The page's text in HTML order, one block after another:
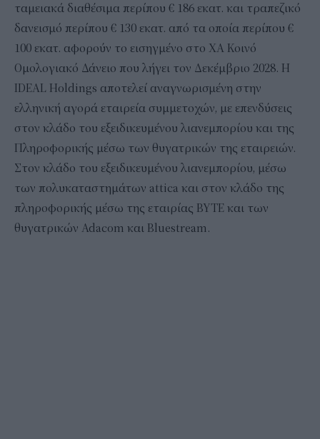
ταμειακά διαθέσιμα περίπου € 186 εκατ. και τραπεζικό
δανεισμό περίπου € 130 εκατ. από τα οποία περίπου €
100 εκατ. αφορούν το εισηγμένο στο ΧΑ Κοινό
Ομολογιακό Δάνειο που λήγει τον Δεκέμβριο 2028. Η
IDEAL Holdings αποτελεί αναγνωρισμένη στην
ελληνική αγορά εταιρεία συμμετοχών, με επενδύσεις
στον κλάδο του εξειδικευμένου λιανεμπορίου και της
Πληροφορικής μέσω των θυγατρικών της εταιρειών.
Στον κλάδο του εξειδικευμένου λιανεμπορίου, μέσω
των πολυκαταστημάτων attica και στον κλάδο της
πληροφορικής μέσω της εταιρίας BYTE και των
θυγατρικών Adacom και Bluestream.